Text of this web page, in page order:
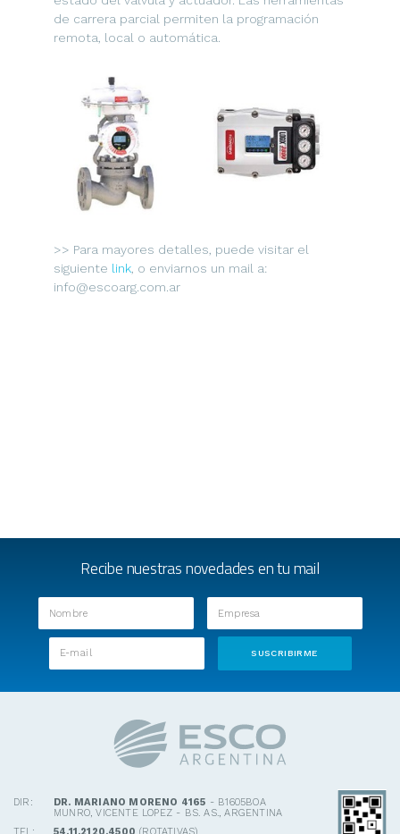
de carrera parcial permiten la programación
remota, local o automática.
>> Para mayores detalles, puede visitar el
siguiente link, o enviarnos un mail a:
info@escoarg.com.ar
Recibe nuestras novedades en tu mail
DIR: DR. MARIANO MORENO 4165 - B1605BOA
MUNRO, VICENTE LOPEZ - BS. AS., ARGENTINA